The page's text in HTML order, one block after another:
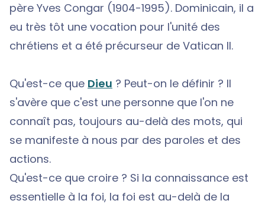
père Yves Congar (1904-1995). Dominicain, il a
eu très tôt une vocation pour l'unité des
chrétiens et a été précurseur de Vatican II.
Qu'est-ce que Dieu ? Peut-on le définir ? Il
s'avère que c'est une personne que l'on ne
connaît pas, toujours au-delà des mots, qui
se manifeste à nous par des paroles et des
actions.
Qu'est-ce que croire ? Si la connaissance est
essentielle à la foi, la foi est au-delà de la